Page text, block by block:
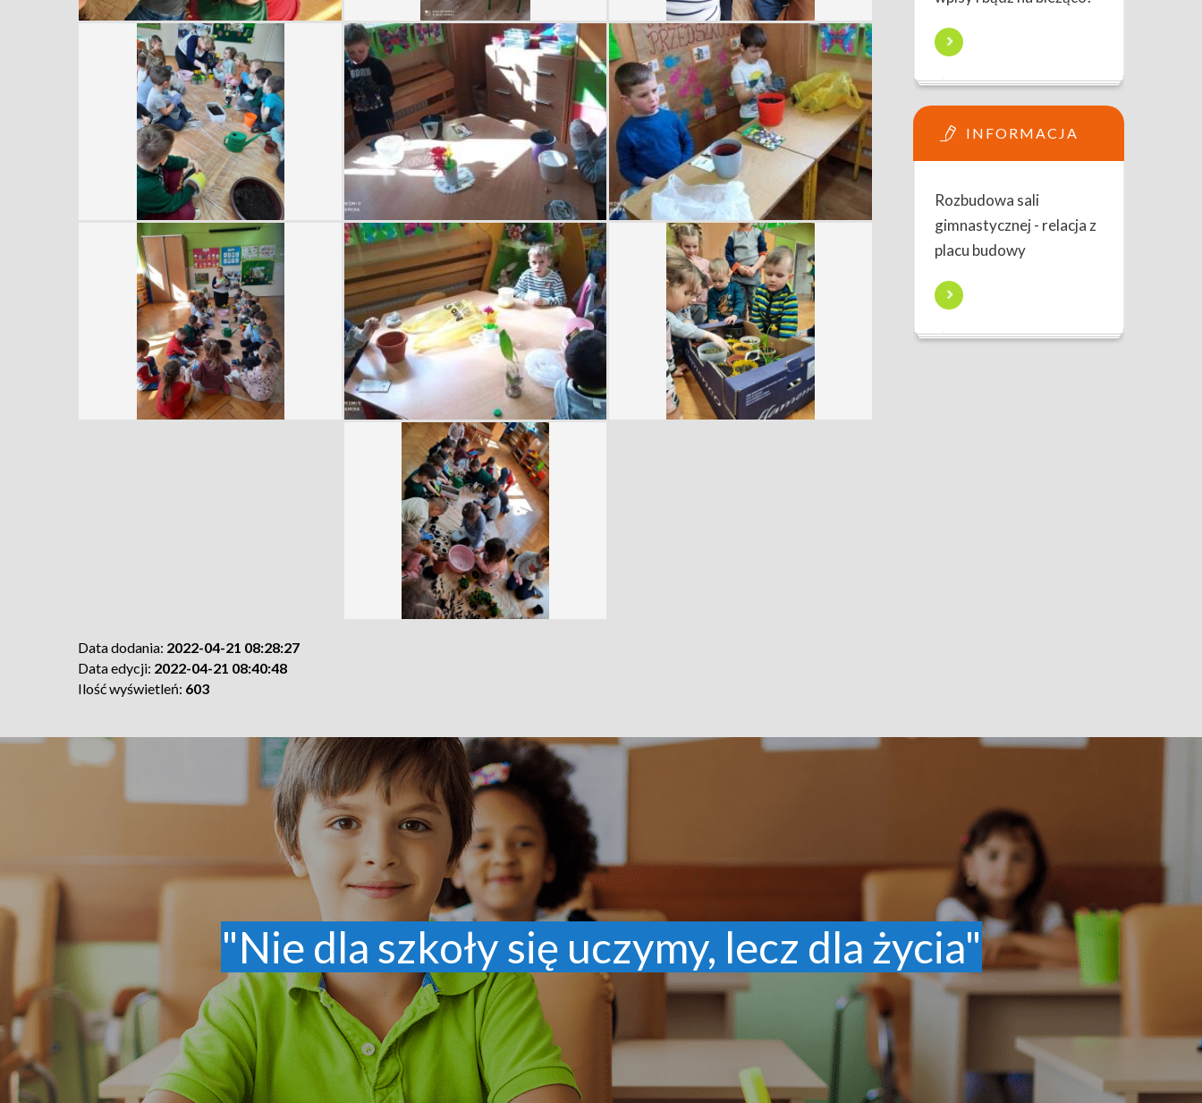
Data dodania: 2022-04-21 08:28:27
Data edycji: 2022-04-21 08:40:48
Ilość wyświetleń: 603
INFORMACJA
Rozbudowa sali
gimnastycznej - relacja z
placu budowy
"Nie dla szkoły się uczymy, lecz dla życia"